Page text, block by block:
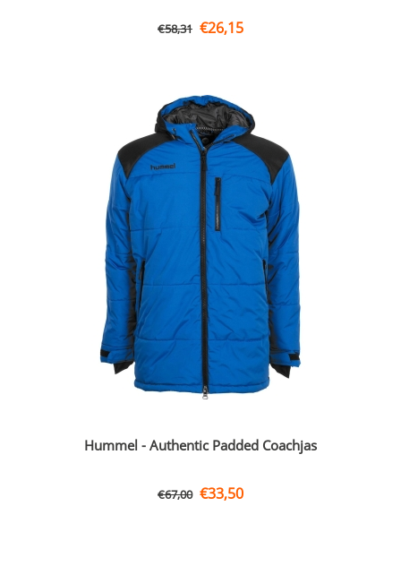
€58,31 €26,15
Hummel - Authentic Padded Coachjas
€67,00 €33,50